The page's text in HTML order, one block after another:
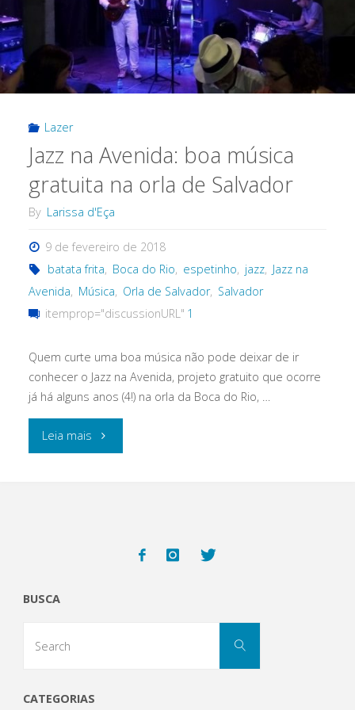
Lazer
Jazz na Avenida: boa música
gratuita na orla de Salvador
By Larissa d'Eça
9 de fevereiro de 2018
batata frita, Boca do Rio, espetinho, jazz, Jazz na
Avenida, Música, Orla de Salvador, Salvador
itemprop="discussionURL" 1
Quem curte uma boa música não pode deixar de ir
conhecer o Jazz na Avenida, projeto gratuito que ocorre
já há alguns anos (4!) na orla da Boca do Rio, …
Leia mais "Jazz
BUSCA
Search
CATEGORIAS